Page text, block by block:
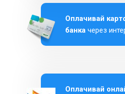
Оплачивай
Оплачивай
банка через